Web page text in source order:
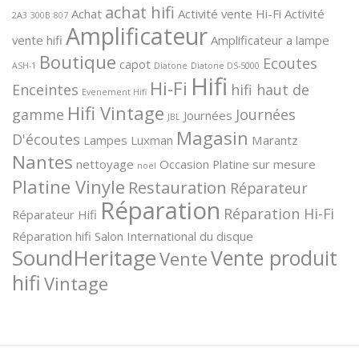
2A3 300B 807 Achat achat hifi Activité vente Hi-Fi Activité
vente hifi Amplificateur Amplificateur a lampe
ASH-1 Boutique capot Diatone Diatone DS-5000 Ecoutes
Enceintes Evenement Hifi Hi-Fi Hifi hifi haut de
gamme Hifi Vintage JBL Journées Journées
D'écoutes Lampes Luxman Magasin Marantz
Nantes nettoyage noël Occasion Platine sur mesure
Platine Vinyle Restauration Réparateur
Réparateur Hifi Réparation Réparation Hi-Fi
Réparation hifi Salon International du disque
SoundHeritageVenteVente produit
hifi Vintage